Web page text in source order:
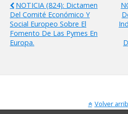
NOTICIA (824): Dictamen
Del Comité Económico Y
Social Europeo Sobre El
Fomento De Las Pymes En
Europa.
Volver